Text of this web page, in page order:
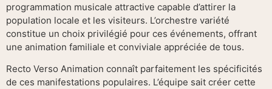
programmation musicale attractive capable d’attirer la
population locale et les visiteurs. L’orchestre variété
constitue un choix privilégié pour ces événements, offrant
une animation familiale et conviviale appréciée de tous.
Recto Verso Animation connaît parfaitement les spécificités
de ces manifestations populaires. L’équipe sait créer cette